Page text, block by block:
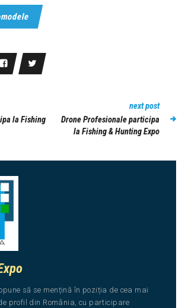
la Fishing
next post
Drone Profesionale participa
la Fishing & Hunting Expo
să se mențină în poziția de cea mai
profil din România, cu participare